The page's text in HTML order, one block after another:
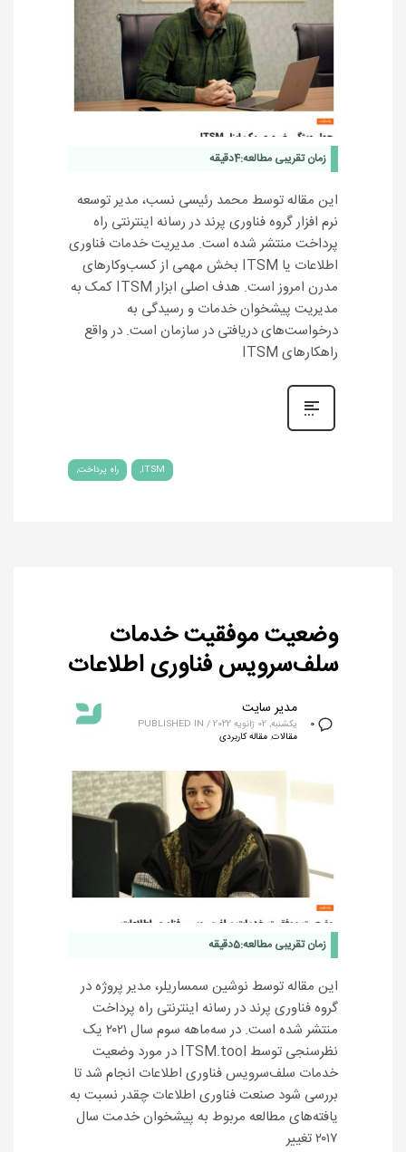
زمان تقریبی مطالعه:4دقیقه
این مقاله توسط محمد رئیسی نسب، مدیر توسعه
نرم افزار گروه فناوری پرند در رسانه اینترنتی راه
پرداخت منتشر شده است. مدیریت خدمات فناوری
اطلاعات یا ITSM بخش مهمی از کسب‌وکارهای
مدرن امروز است. هدف اصلی ابزار ITSM کمک به
مدیریت پیشخوان خدمات و رسیدگی به
درخواست‌های دریافتی در سازمان است. در واقع
راهکارهای ITSM
ITSM راه پرداخت
وضعیت موفقیت خدمات
سلف‌سرویس فناوری اطلاعات
0
مدیر سایت
یکشنبه, 02 ژانویه 2022 /
PUBLISHED IN
مقالات, مقاله کاربردی
زمان تقریبی مطالعه:5دقیقه
این مقاله توسط نوشین سمساریلر، مدیر پروژه در
گروه فناوری پرند در رسانه اینترنتی راه پرداخت
منتشر شده است. در سه‌ماهه سوم سال ۲۰۲۱ یک
نظرسنجی توسط ITSM.tool در مورد وضعیت
خدمات سلف‌سرویس فناوری اطلاعات انجام شد تا
بررسی شود صنعت فناوری اطلاعات چقدر نسبت به
یافته‌های مطالعه مربوط به پیشخوان خدمت سال
۲۰۱۷ تغییر